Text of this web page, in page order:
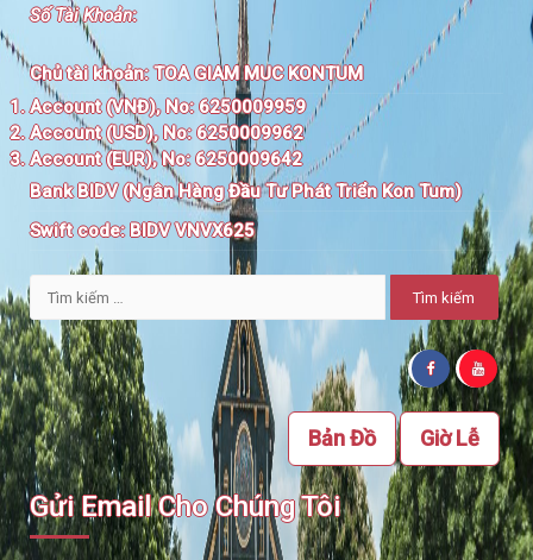
Số Tài Khoản:
Chủ tài khoản:TOA GIAM MUC KONTUM
Account (VNĐ), No: 6250009959
Account (USD), No: 6250009962
Account (EUR), No: 6250009642
Bank BIDV (Ngân Hàng Đầu Tư Phát Triển Kon Tum)
Swift code:BIDV VNVX625
Tìm
kiếm
cho:
Giờ Lễ
Bản Đồ
Gửi Email Cho Chúng Tôi